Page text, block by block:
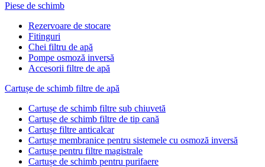
Piese de schimb
Rezervoare de stocare
Fitinguri
Chei filtru de apă
Pompe osmoză inversă
Accesorii filtre de apă
Cartușe de schimb filtre de apă
Cartușe de schimb filtre sub chiuvetă
Cartușe de schimb filtre de tip cană
Cartușe filtre anticalcar
Cartușe membranice pentru sistemele cu osmoză inversă
Cartușe pentru filtre magistrale
Cartușe de schimb pentru purifaere